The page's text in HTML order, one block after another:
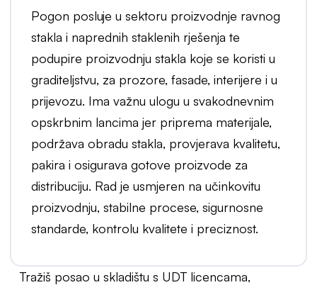
Pogon posluje u sektoru proizvodnje ravnog
stakla i naprednih staklenih rješenja te
podupire proizvodnju stakla koje se koristi u
graditeljstvu, za prozore, fasade, interijere i u
prijevozu. Ima važnu ulogu u svakodnevnim
opskrbnim lancima jer priprema materijale,
podržava obradu stakla, provjerava kvalitetu,
pakira i osigurava gotove proizvode za
distribuciju. Rad je usmjeren na učinkovitu
proizvodnju, stabilne procese, sigurnosne
standarde, kontrolu kvalitete i preciznost.
Tražiš posao u skladištu s UDT licencama,